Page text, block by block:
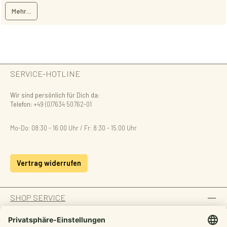
Mehr...
SERVICE-HOTLINE
Wir sind persönlich für Dich da:
Telefon: +49 (0)7634 50762-01
Mo-Do: 08:30 - 16:00 Uhr / Fr: 8:30 - 15.00 Uhr
Vertrag widerrufen
SHOP SERVICE
INFORMATION